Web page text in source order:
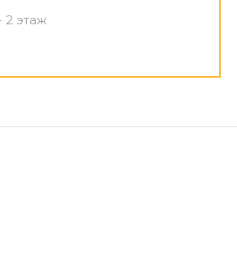
2 этаж